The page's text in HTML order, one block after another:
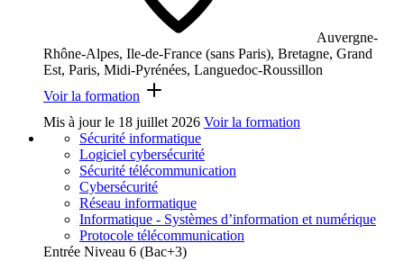
Auvergne-
Rhône-Alpes, Ile-de-France (sans Paris), Bretagne, Grand
Est, Paris, Midi-Pyrénées, Languedoc-Roussillon
Voir la formation
Mis à jour le 18 juillet 2026 Voir la formation
Sécurité informatique
Logiciel cybersécurité
Sécurité télécommunication
Cybersécurité
Réseau informatique
Informatique - Systèmes d’information et numérique
Protocole télécommunication
Entrée Niveau 6 (Bac+3)